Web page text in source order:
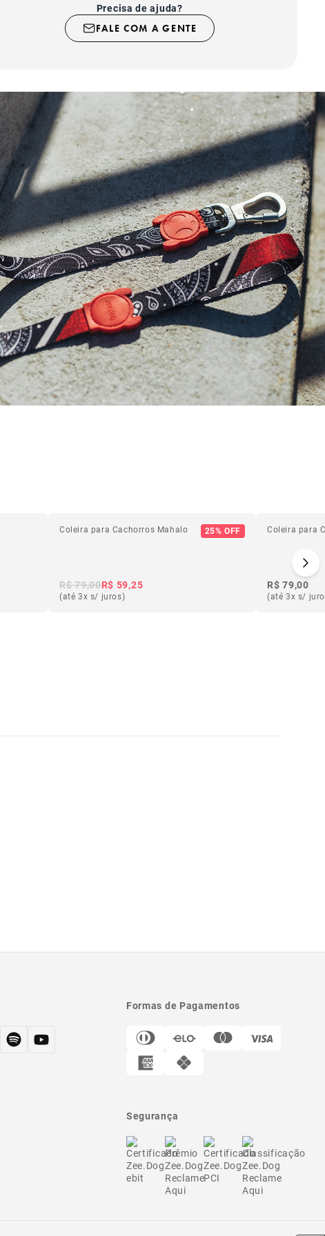
Precisa de ajuda?
FALE COM A GENTE
25% OFF
Coleira para Cachorros Mahalo
R$ 79,00R$ 59,25
(até 3x s/ juros)
Coleira para
R$ 79,00
(até 3x s/
Formas de Pagamentos
Segurança